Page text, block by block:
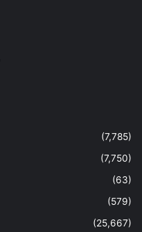
(7,785)
(7,750)
(63)
(579)
(25,667)